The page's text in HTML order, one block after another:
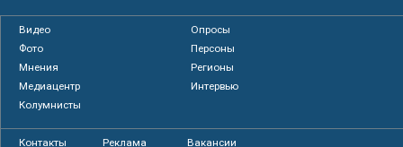
Видео
Опросы
Фото
Персоны
Мнения
Регионы
Медиацентр
Интервью
Колумнисты
Контакты Реклама Вакансии